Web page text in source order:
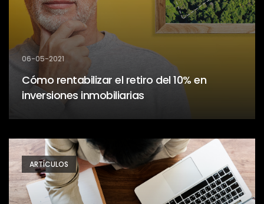
06-05-2021
Cómo rentabilizar el retiro del 10% en
inversiones inmobiliarias
ARTÍCULOS